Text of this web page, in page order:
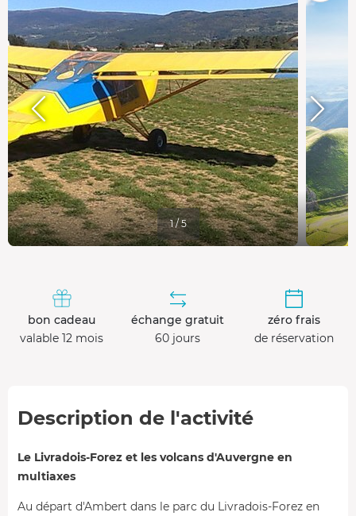
1 / 5
bon cadeau
valable 12 mois
échange gratuit
60 jours
zéro frais
de réservation
Description de l'activité
Le Livradois-Forez et les volcans d'Auvergne en
multiaxes
Au départ d'Ambert dans le parc du Livradois-Forez en